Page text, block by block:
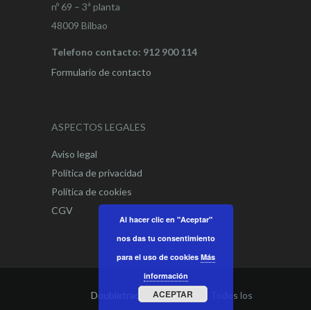
nº 69 – 3ª planta
48009 Bilbao
Telefono contacto: 912 900 114
Formulario de contacto
ASPECTOS LEGALES
Aviso legal
Política de privacidad
Política de cookies
CGV
Doubletrade Spain© 2021. Todos los
Al hacer clic en "Aceptar"
nos das tu consentimiento
para el uso de cookies Más
información
ACEPTAR